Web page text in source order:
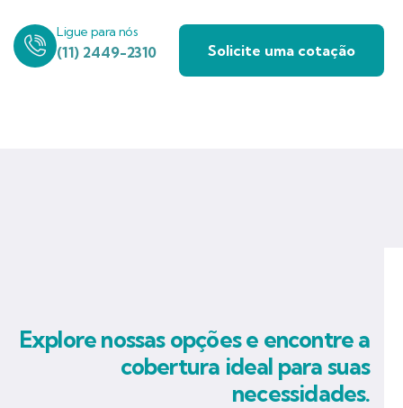
Ligue para nós
(11) 2449-2310 Solicite uma cotação
Explore nossas opções e encontre a
cobertura ideal para suas
necessidades.